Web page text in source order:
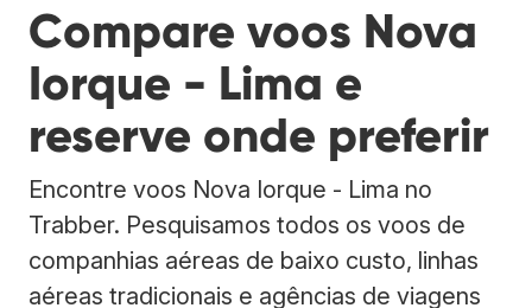
Compare voos Nova
Iorque - Lima e
reserve onde preferir
Encontre voos Nova Iorque - Lima no
Trabber. Pesquisamos todos os voos de
companhias aéreas de baixo custo, linhas
aéreas tradicionais e agências de viagens